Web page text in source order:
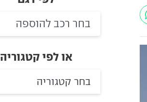
או לפי קטגוריה
בחר קטגוריה